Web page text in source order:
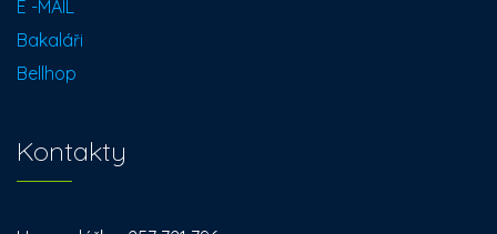
E -MAIL
Bakaláři
Bellhop
Kontakty